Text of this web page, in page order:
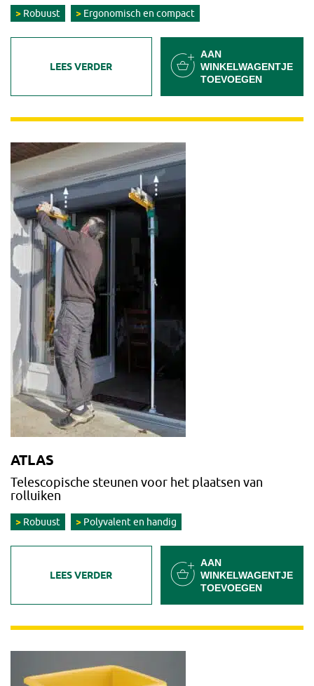
Robuust Ergonomisch en compact
LEES VERDER
AAN
WINKELWAGENTJE
TOEVOEGEN
ATLAS
Telescopische steunen voor het plaatsen van
rolluiken
Robuust Polyvalent en handig
LEES VERDER
AAN
WINKELWAGENTJE
TOEVOEGEN